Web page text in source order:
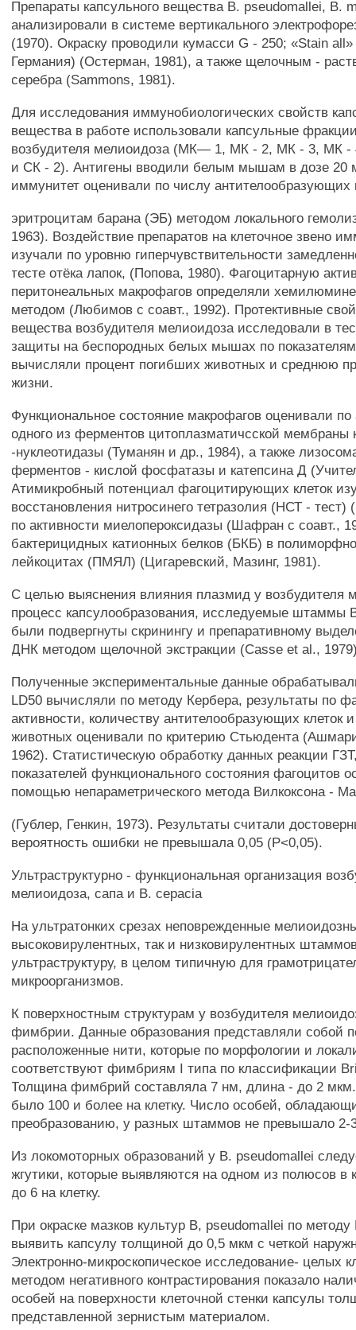
Препараты капсульного вещества В. pseudomallei, В.
анализировали в системе вертикального
(1970). Окраску проводили кумасси G - 250; «Stain
Германия) (Остерман, 1981), а также щелочным -
серебра (Sammons, 1981).
Для исследования иммунобиологических свойств
вещества в работе использовали капсульные
возбудителя мелиоидоза (МК— 1, МК - 2, МК - 3, МК -
и СК - 2). Антигены вводили белым мышам в дозе 20
иммунитет оценивали по числу антителообразующих
эритроцитам барана (ЭБ) методом локального
1963). Воздействие препаратов на клеточное звено
изучали по уровню гиперчувствительности
тесте отёка лапок, (Попова, 1980). Фагоцитарную
перитонеальных макрофагов определяли
методом (Любимов с соавт., 1992). Протективные
вещества возбудителя мелиоидоза исследовали в
защиты на беспородных белых мышах по
вычисляли процент погибших животных и среднюю
жизни.
Функциональное состояние макрофагов оценивали по
одного из ферментов цитоплазматичсской мембраны
-нуклеотидазы (Туманян и др., 1984), а также
ферментов - кислой фосфатазы и катепсина Д
Атимикробный потенциал фагоцитирующих клеток
восстановления нитросинего тетразолия (НСТ - тест)
по активности миелопероксидазы (Шафран с соавт.,
бактерицидных катионных белков (БКБ) в
лейкоцитах (ПМЯЛ) (Цигаревский, Мазинг, 1981).
С целью выяснения влияния плазмид у возбудителя
процесс капсулообразования, исследуемые штаммы
были подвергнуты скринингу и препаративному
ДНК методом щелочной экстракции (Casse et al.,
Полученные экспериментальные данные
LD50 вычисляли по методу Кербера, результаты по
активности, количеству антителообразующих клеток
животных оценивали по критерию Стьюдента
1962). Статистическую обработку данных реакции
показателей функционального состояния фагоцитов
помощью непараметрического метода Вилкоксона -
(Гублер, Генкин, 1973). Результаты считали
вероятность ошибки не превышала 0,05 (Р<0,05).
Ультраструктурно - функциональная организация
мелиоидоза, сапа и В. cepacia
На ультратонких срезах неповрежденные
высоковирулентных, так и низковирулентных
ультраструктуру, в целом типичную для
микроорганизмов.
К поверхностным структурам у возбудителя
фимбрии. Данные образования представляли собой
расположенные нити, которые по морфологии и
соответствуют фимбриям I типа по классификации
Толщина фимбрий составляла 7 нм, длина - до 2
было 100 и более на клетку. Число особей,
преобразованию, у разных штаммов не превышало 2-
Из локомоторных образований у В. pseudomallei
жгутики, которые выявляются на одном из полюсов в
до 6 на клетку.
При окраске мазков культур В, pseudomallei по
выявить капсулу толщиной до 0,5 мкм с четкой
Электронно-микроскопическое исследование- целых
методом негативного контрастирования показало
особей на поверхности клеточной стенки капсулы
представленной зернистым материалом.